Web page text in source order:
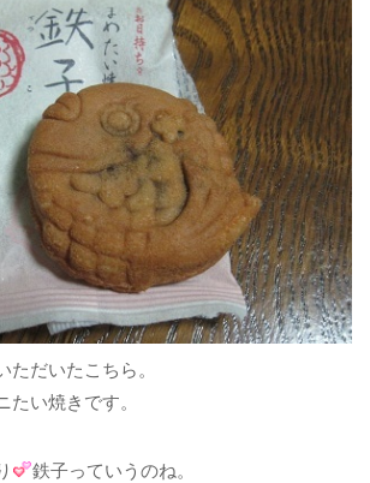
だいたこちら。
い焼きです。
鉄子っていうのね。